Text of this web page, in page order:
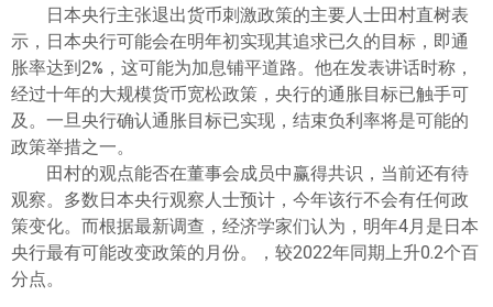
한글
日本語
Tiếng việt
ไทย
日本央行主张退出货币刺激政策的主要人士田村直树表
示，日本央行可能会在明年初实现其追求已久的目标，即通
胀率达到2%，这可能为加息铺平道路。他在发表讲话时称，
经过十年的大规模货币宽松政策，央行的通胀目标已触手可
及。一旦央行确认通胀目标已实现，结束负利率将是可能的
政策举措之一。
田村的观点能否在董事会成员中赢得共识，当前还有待
观察。多数日本央行观察人士预计，今年该行不会有任何政
策变化。而根据最新调查，经济学家们认为，明年4月是日本
央行最有可能改变政策的月份。，较2022年同期上升0.2个百
分点。